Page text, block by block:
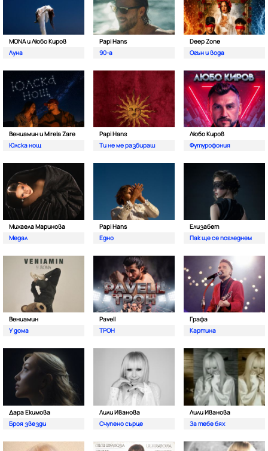
MONA и Любо Киров
Луна
Papi Hans
90-а
Deep Zone
Oгън и вода
Вениамин и Mirela Zare
Юлска нощ
Papi Hans
Ти не ме разбираш
Любо Киров
Футурофония
Михаела Маринова
Медал
Papi Hans
Едно
Елизабет
Пак ще се погледнем
Вениамин
У дома
Pavell
ТРОН
Графа
Картина
Дара Екимова
Броя звезди
Лили Иванова
Счупено сърце
Лили Иванова
За тебе бях